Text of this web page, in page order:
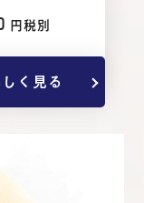
円税別
く見る